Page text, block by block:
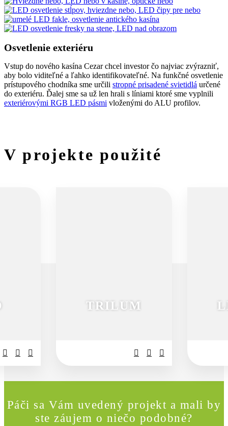
Osvetlenie exteriéru
Vstup do nového kasína Cezar chcel investor čo najviac zvýrazniť,
aby bolo viditeľné a ľahko identifikovateľné. Na funkčné osvetlenie
prístupového chodníka sme určili stropné prisadené svietidlá určené
do exteriéru. Ďalej sme sa už len hrali s líniami ktoré sme vyplnili
exteriérovými RGB LED pásmi vloženými do ALU profilov.
V projekte použité
TRILUM
Páči sa Vám uvedený projekt a mali by
ste záujem o niečo podobné?